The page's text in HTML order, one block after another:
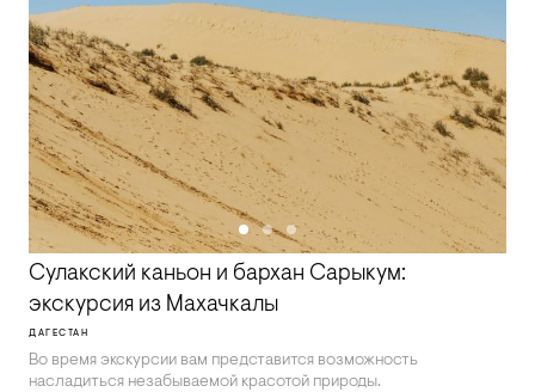
Сулакский каньон и бархан Сарыкум:
экскурсия из Махачкалы
ДАГЕСТАН
Во время экскурсии вам представится возможность
насладиться незабываемой красотой природы.